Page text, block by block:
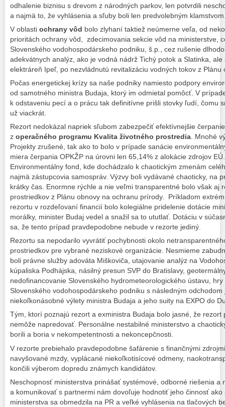
odhalenie biznisu s drevom z národných parkov, len potvrdili
a najmä to, že vyhlásenia a sľuby boli len predvolebným
V oblasti ochrany vôd bolo zlyhaní taktiež neúmerne veľa, od
prioritách ochrany vôd, zdecimovania sekcie vôd na ministerstve,
Slovenského vodohospodárskeho podniku, š.p., cez rušenie
adekvátnych analýz, ako je vodná nádrž Tichý potok a Slatinka,
elektráreň Ipeľ, po nezvládnutú revitalizáciu vodných tokov z Plánu
Počas energetickej krízy sa naše podniky namiesto podpory
od samotného ministra Budaja, ktorý im odmietal pomôcť. V
k odstaveniu pecí a o prácu tak definitívne prišli stovky ľudí, čomu
už viackrát.
Rezort nedokázal napriek sľubom zabezpečiť efektívnejšie
z operačného programu Kvalita životného prostredia . Mnohé
Projekty zrušené, tak ako to bolo v prípade sanácie
miera čerpania OPKŽP na úrovni len 65,14% z alokácie zdrojov
Environmentálny fond, kde dochádzalo k chaotickým zmenám
najmä zástupcovia samospráv. Výzvy boli vydávané chaoticky, na
krátky čas. Enormne rýchle a nie veľmi transparentné bolo však aj
prostriedkov z Plánu obnovy na ochranu prírody. Príkladom
rezortu v rozdeľovaní financií bolo kolegiálne pridelenie dotácie
morálky, minister Budaj vedel a snažil sa to ututlať. Dotáciu v
sa, že tento prípad pravdepodobne nebude v rezorte jediný.
Rezortu sa nepodarilo vyvrátiť pochybnosti okolo
prostriedkov pre vybrané neziskové organizácie. Nesmieme
boli právne služby adováta Miškoviča, utajovanie analýz na
kúpaliska Podhájska, násilný presun SVP do Bratislavy,
nedofinancovanie Slovenského hydrometeorologického ústavu,
Slovenského vodohospodárskeho podniku s následným
niekoľkonásobné výlety ministra Budaja a jeho suity na EXPO do
Tým, ktorí poznajú rezort a exministra Budaja bolo jasné, že rezort
nemôže napredovať. Personálne nestabilné ministerstvo a
borili a boria v nekompetentnosti a nekoncepčnosti.
V rezorte prebiehalo pravdepodobne šafárenie s finančnými
navyšované mzdy, vyplácané niekoľkotisícové odmeny,
končili výberom dopredu známych kandidátov.
Neschopnosť ministerstva prinášať systémové, odborné riešenia a
a komunikovať s partnermi nám dovoľuje hodnotiť jeho činnosť
ministerstva sa obmedzila na PR a veľké vyhlásenia na tlačových